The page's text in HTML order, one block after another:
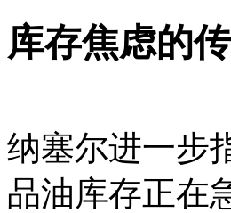
库存焦虑的
纳塞尔进一步
品油库存正在